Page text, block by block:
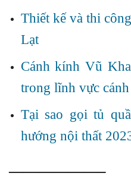
Thiết kế và thi
Lạt
Cánh kính Vũ
trong lĩnh vực
Tại sao gọi tủ
hướng nội thất
——————–